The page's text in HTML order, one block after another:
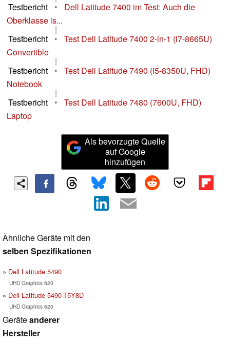
Testbericht
•
Dell Latitude 7400 im Test: Auch die
Oberklasse is...
|
Testbericht
•
Test Dell Latitude 7400 2-in-1 (i7-8665U)
Convertible
|
Testbericht
•
Test Dell Latitude 7490 (i5-8350U, FHD)
Notebook
|
Testbericht
•
Test Dell Latitude 7480 (7600U, FHD)
Laptop
Als bevorzugte Quelle
auf Google
hinzufügen
Ähnliche Geräte mit den
selben Spezifikationen
Dell Latitude 5490
UHD Graphics 620
Dell Latitude 5490-T5Y8D
UHD Graphics 620
Geräteanderer
Hersteller